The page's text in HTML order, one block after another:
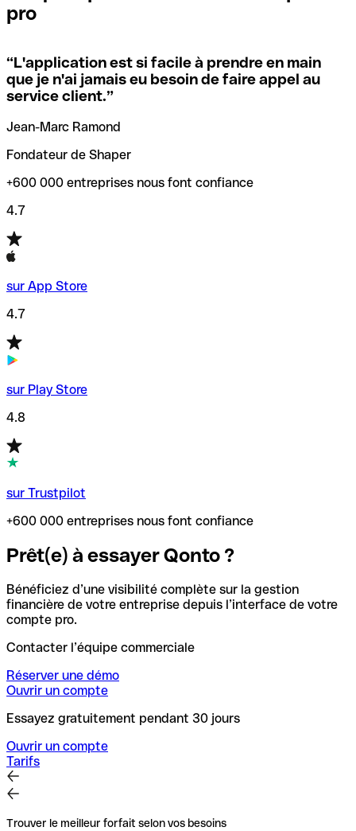
locales.
Si vous n'êtes pas sûr du code SWIFT que vous devriez
utiliser, nous avons développé un outil de recherche de
codes SWIFT par nom de banque.
vérification/recherche de codes SWIFT. Ainsi, vous pouvez
trouver et vérifier vos codes SWIFT avant de réaliser vos
transferts d’argent.
pro
“L'application est si facile à prendre en main
que je n'ai jamais eu besoin de faire appel au
service client.”
Jean-Marc Ramond
Fondateur de Shaper
+600 000 entreprises nous font confiance
4.7
sur App Store
4.7
sur Play Store
4.8
sur Trustpilot
+600 000 entreprises nous font confiance
Prêt(e) à essayer Qonto ?
Bénéficiez d’une visibilité complète sur la gestion
financière de votre entreprise depuis l’interface de votre
compte pro.
Contacter l’équipe commerciale
Réserver une démo
Ouvrir un compte
Essayez gratuitement pendant 30 jours
Ouvrir un compte
Tarifs
Trouver le meilleur forfait selon vos besoins